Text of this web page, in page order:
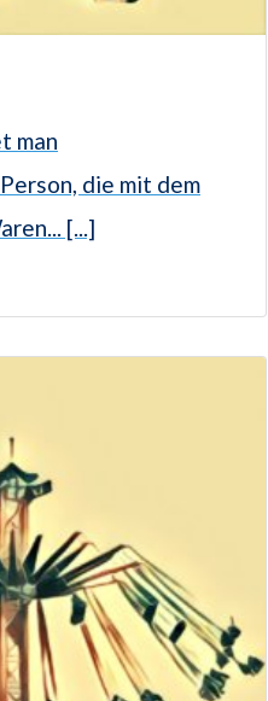
man
die mit dem
[...]